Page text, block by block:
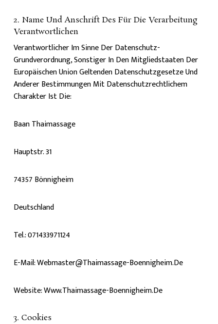
2. Name Und Anschrift Des Für Die Verarbeitung
Verantwortlichen
Verantwortlicher Im Sinne Der Datenschutz-
Grundverordnung, Sonstiger In Den Mitgliedstaaten Der
Europäischen Union Geltenden Datenschutzgesetze Und
Anderer Bestimmungen Mit Datenschutzrechtlichem
Charakter Ist Die:
Baan Thaimassage
Hauptstr. 31
74357 Bönnigheim
Deutschland
Tel.: 071433971124
E-Mail: Webmaster@thaimassage-Boennigheim.de
Website: Www.thaimassage-Boennigheim.de
3. Cookies